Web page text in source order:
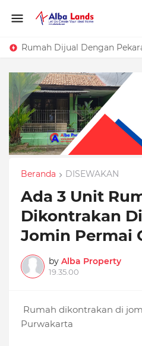
Beranda DISEWAKAN
Ada 3 Unit
Dikontrakan
Jomin Permai
by Alba Property
19.35.00
Rumah dikontrakan di
Purwakarta